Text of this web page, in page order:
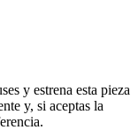
y estrena esta pieza
y, si aceptas la